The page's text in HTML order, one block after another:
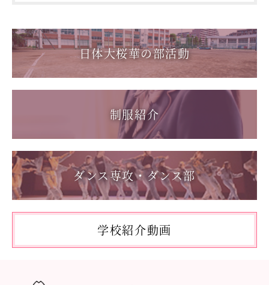
2025.08.22
第55回全国中学校バスケットボール大会 サンアリーナせ
んだいin鹿児島
1学年総合スポーツコース キャンプ実習を実施しまし
た
2026.06.05
「日本選手権水泳競技大会」に出場しました。
「59th Japan Rookies Cup 2026」に出場しました。
2026.05.17
「第62回東日本選手権大会」に出場しました。
2026.05.10
「国民スポーツ大会東京都予選」に出場しました。
2026.05.03
「THE DANCE WORLDS 2026」に出場しました。
2026.04.27
日体大桜華の部活動
制服紹介
ダンス専攻・ダンス部
学校紹介動画